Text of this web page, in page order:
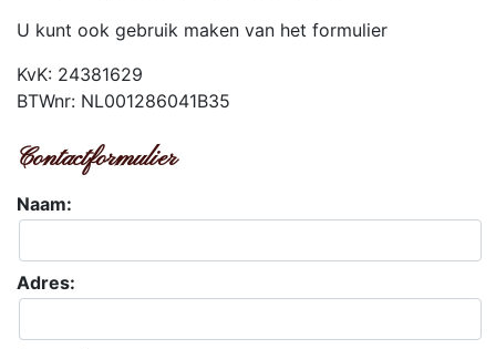
U kunt ook gebruik maken van het formulier
KvK: 24381629
BTWnr: NL001286041B35
Contactformulier
Naam:
Adres: